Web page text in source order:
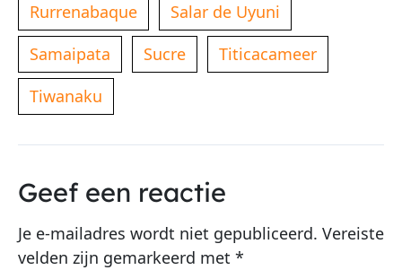
Rurrenabaque
Salar de Uyuni
Samaipata
Sucre
Titicacameer
Tiwanaku
Geef een reactie
Je e-mailadres wordt niet gepubliceerd. Vereiste
velden zijn gemarkeerd met *